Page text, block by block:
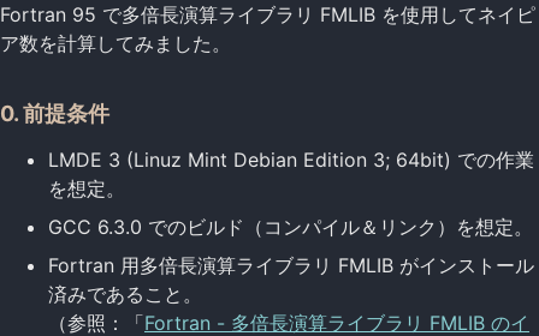
Fortran 95 で多倍長演算ライブラリ FMLIB を使用してネイピ
ア数を計算してみました。
0. 前提条件
LMDE 3 (Linuz Mint Debian Edition 3; 64bit) での作業
を想定。
GCC 6.3.0 でのビルド（コンパイル＆リンク）を想定。
Fortran 用多倍長演算ライブラリ FMLIB がインストール
済みであること。
（参照：「Fortran - 多倍長演算ライブラリ FMLIB のイ